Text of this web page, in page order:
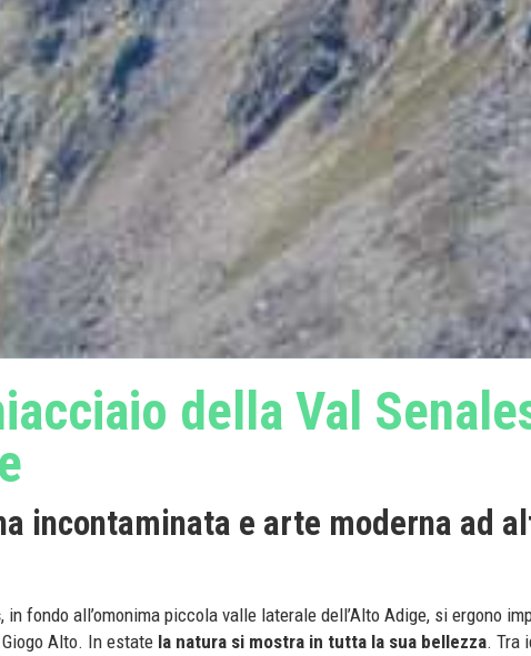
della Val
incontaminata e arte moderna ad
, in fondo all’omonima piccola valle laterale dell’Alto Adige, si ergono
Alto. In estate la natura si mostra in tutta la sua bellezza. Tra